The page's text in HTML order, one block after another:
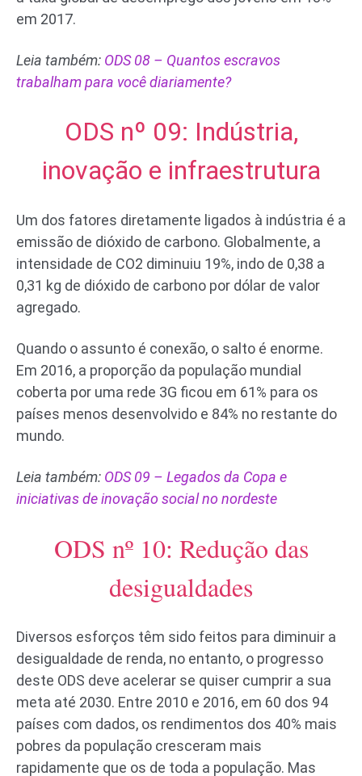
em 2017.
Leia também: ODS 08 – Quantos escravos
trabalham para você diariamente?
ODS nº 09: Indústria,
inovação e infraestrutura
Um dos fatores diretamente ligados à indústria é a
emissão de dióxido de carbono. Globalmente, a
intensidade de CO2 diminuiu 19%, indo de 0,38 a
0,31 kg de dióxido de carbono por dólar de valor
agregado.
Quando o assunto é conexão, o salto é enorme.
Em 2016, a proporção da população mundial
coberta por uma rede 3G ficou em 61% para os
países menos desenvolvido e 84% no restante do
mundo.
Leia também: ODS 09 – Legados da Copa e
iniciativas de inovação social no nordeste
ODS nº 10: Redução das
desigualdades
Diversos esforços têm sido feitos para diminuir a
desigualdade de renda, no entanto, o progresso
deste ODS deve acelerar se quiser cumprir a sua
meta até 2030. Entre 2010 e 2016, em 60 dos 94
países com dados, os rendimentos dos 40% mais
pobres da população cresceram mais
rapidamente que os de toda a população. Mas